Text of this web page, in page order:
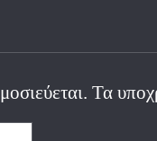
Τα